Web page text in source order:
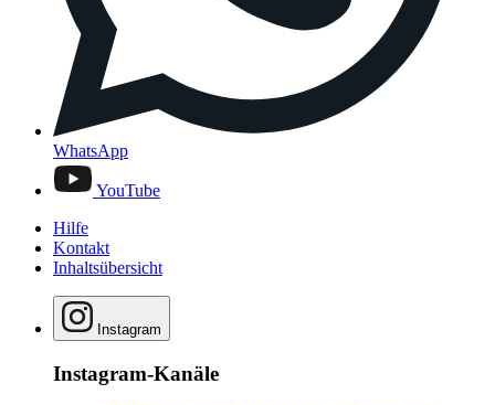
WhatsApp
YouTube
Hilfe
Kontakt
Inhaltsübersicht
Instagram
Instagram-Kanäle